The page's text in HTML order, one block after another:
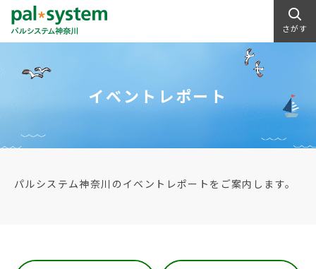
さがす
イベントレポート
パルシステム神奈川のイベントレポートをご案内します。